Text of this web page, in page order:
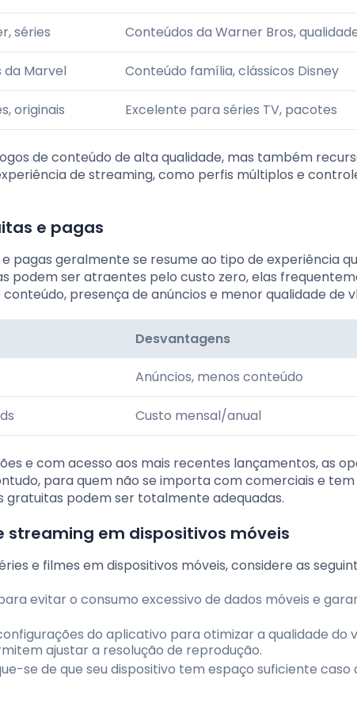
séries Conteúdos da Warner Bros,
da Marvel Conteúdo família, clássicos Disney
originais Excelente para séries TV, pacotes
de conteúdo de alta qualidade, mas também
de streaming, como perfis múltiplos e
e pagas
pagas geralmente se resume ao tipo de experiência
podem ser atraentes pelo custo zero, elas
presença de anúncios e menor qualidade de
Desvantagens
Anúncios, menos conteúdo
Custo mensal/anual
e com acesso aos mais recentes lançamentos, as
para quem não se importa com comerciais e
gratuitas podem ser totalmente adequadas.
streaming em dispositivos móveis
e filmes em dispositivos móveis, considere as
evitar o consumo excessivo de dados móveis e
do aplicativo para otimizar a qualidade do
ajustar a resolução de reprodução.
se de que seu dispositivo tem espaço suficiente caso